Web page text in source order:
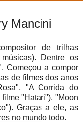
Mancini
de trilhas
Dentre os
Começou a compor
de filmes dos anos
"A Corrida do
"Hatari"), "Moon
Graças a ele, as
no mundo todo.